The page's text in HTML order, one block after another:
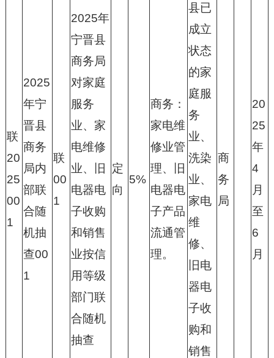
联
20
25
00
1
2025
年宁
晋县
商务
局内
部联
合随
机抽
查00
1
联
00
1
2025年
宁晋县
商务局
对家庭
服务
业、家
电维修
业、旧
电器电
子收购
和销售
业按信
用等级
部门联
合随机
抽查
定
向
5%
商务：
家电维
修业管
理、旧
电器电
子产品
流通管
理。
县已
成立
状态
的家
庭服
务
业、
洗染
业、
家电
维
修、
旧电
器电
子收
购和
销售
商
务
局
20
25
年
4
月
至
6
月